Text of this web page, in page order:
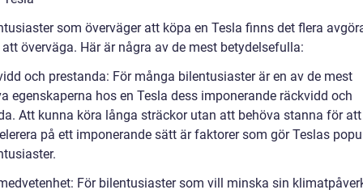
som överväger att köpa en Tesla finns det flera
överväga. Här är några av de mest betydelsefulla:
och prestanda: För många bilentusiaster är en av de mest
egenskaperna hos en Tesla dess imponerande räckvidd och
Att kunna köra långa sträckor utan att behöva stanna för
på ett imponerande sätt är faktorer som gör Teslas
För bilentusiaster som vill minska sin